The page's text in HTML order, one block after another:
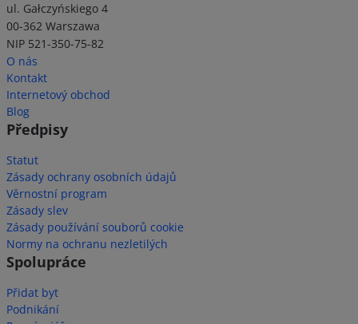
ul. Gałczyńskiego 4
00-362 Warszawa
NIP 521-350-75-82
O nás
Kontakt
Internetový obchod
Blog
Předpisy
Statut
Zásady ochrany osobních údajů
Věrnostní program
Zásady slev
Zásady používání souborů cookie
Normy na ochranu nezletilých
Spolupráce
Přidat byt
Podnikání